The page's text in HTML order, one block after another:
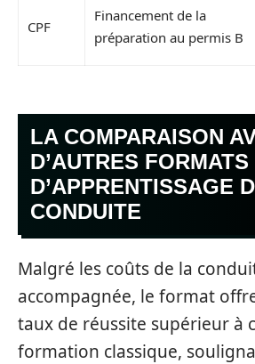
CPF
Financement de la
préparation au permis B
LA COMPARAISON
D’AUTRES FORMATS
D’APPRENTISSAGE
CONDUITE
Malgré les coûts de la
accompagnée, le format
taux de réussite supérieur à
formation classique,